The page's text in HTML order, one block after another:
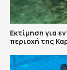
Εκτίμηση για
περιοχή της